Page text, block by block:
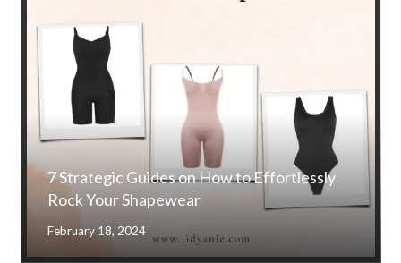
7 Strategic Guides on How to Effortlessly
Rock Your Shapewear
February 18, 2024